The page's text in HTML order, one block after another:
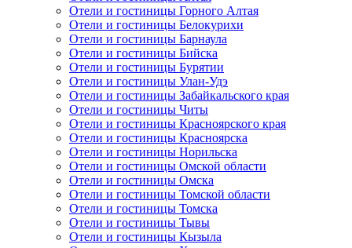
Отели и гостиницы Горного Алтая
Отели и гостиницы Белокурихи
Отели и гостиницы Барнаула
Отели и гостиницы Бийска
Отели и гостиницы Бурятии
Отели и гостиницы Улан-Удэ
Отели и гостиницы Забайкальского края
Отели и гостиницы Читы
Отели и гостиницы Красноярского края
Отели и гостиницы Красноярска
Отели и гостиницы Норильска
Отели и гостиницы Омской области
Отели и гостиницы Омска
Отели и гостиницы Томской области
Отели и гостиницы Томска
Отели и гостиницы Тывы
Отели и гостиницы Кызыла